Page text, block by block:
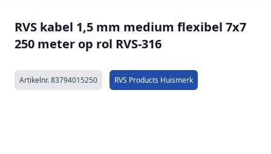
RVS kabel 1,5 mm medium flexibel 7x7
250 meter op rol RVS-316
Artikelnr.83794015250 RVS Products Huismerk